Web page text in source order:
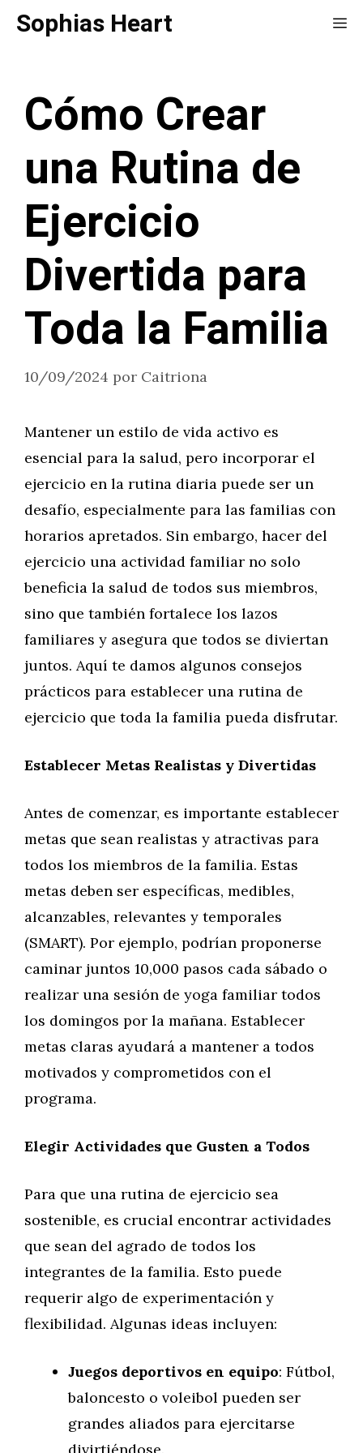
SaltarSophias Heart
Cómo Crear
una Rutina de
Ejercicio
Divertida para
Toda la Familia
10/09/2024 por Caitriona
Mantener un estilo de vida activo es
esencial para la salud, pero incorporar el
ejercicio en la rutina diaria puede ser un
desafío, especialmente para las familias con
horarios apretados. Sin embargo, hacer del
ejercicio una actividad familiar no solo
beneficia la salud de todos sus miembros,
sino que también fortalece los lazos
familiares y asegura que todos se diviertan
juntos. Aquí te damos algunos consejos
prácticos para establecer una rutina de
ejercicio que toda la familia pueda disfrutar.
Establecer Metas Realistas y Divertidas
Antes de comenzar, es importante establecer
metas que sean realistas y atractivas para
todos los miembros de la familia. Estas
metas deben ser específicas, medibles,
alcanzables, relevantes y temporales
(SMART). Por ejemplo, podrían proponerse
caminar juntos 10,000 pasos cada sábado o
realizar una sesión de yoga familiar todos
los domingos por la mañana. Establecer
metas claras ayudará a mantener a todos
motivados y comprometidos con el
programa.
Elegir Actividades que Gusten a Todos
Para que una rutina de ejercicio sea
sostenible, es crucial encontrar actividades
que sean del agrado de todos los
integrantes de la familia. Esto puede
requerir algo de experimentación y
flexibilidad. Algunas ideas incluyen:
Juegos deportivos en equipo: Fútbol,
baloncesto o voleibol pueden ser
grandes aliados para ejercitarse